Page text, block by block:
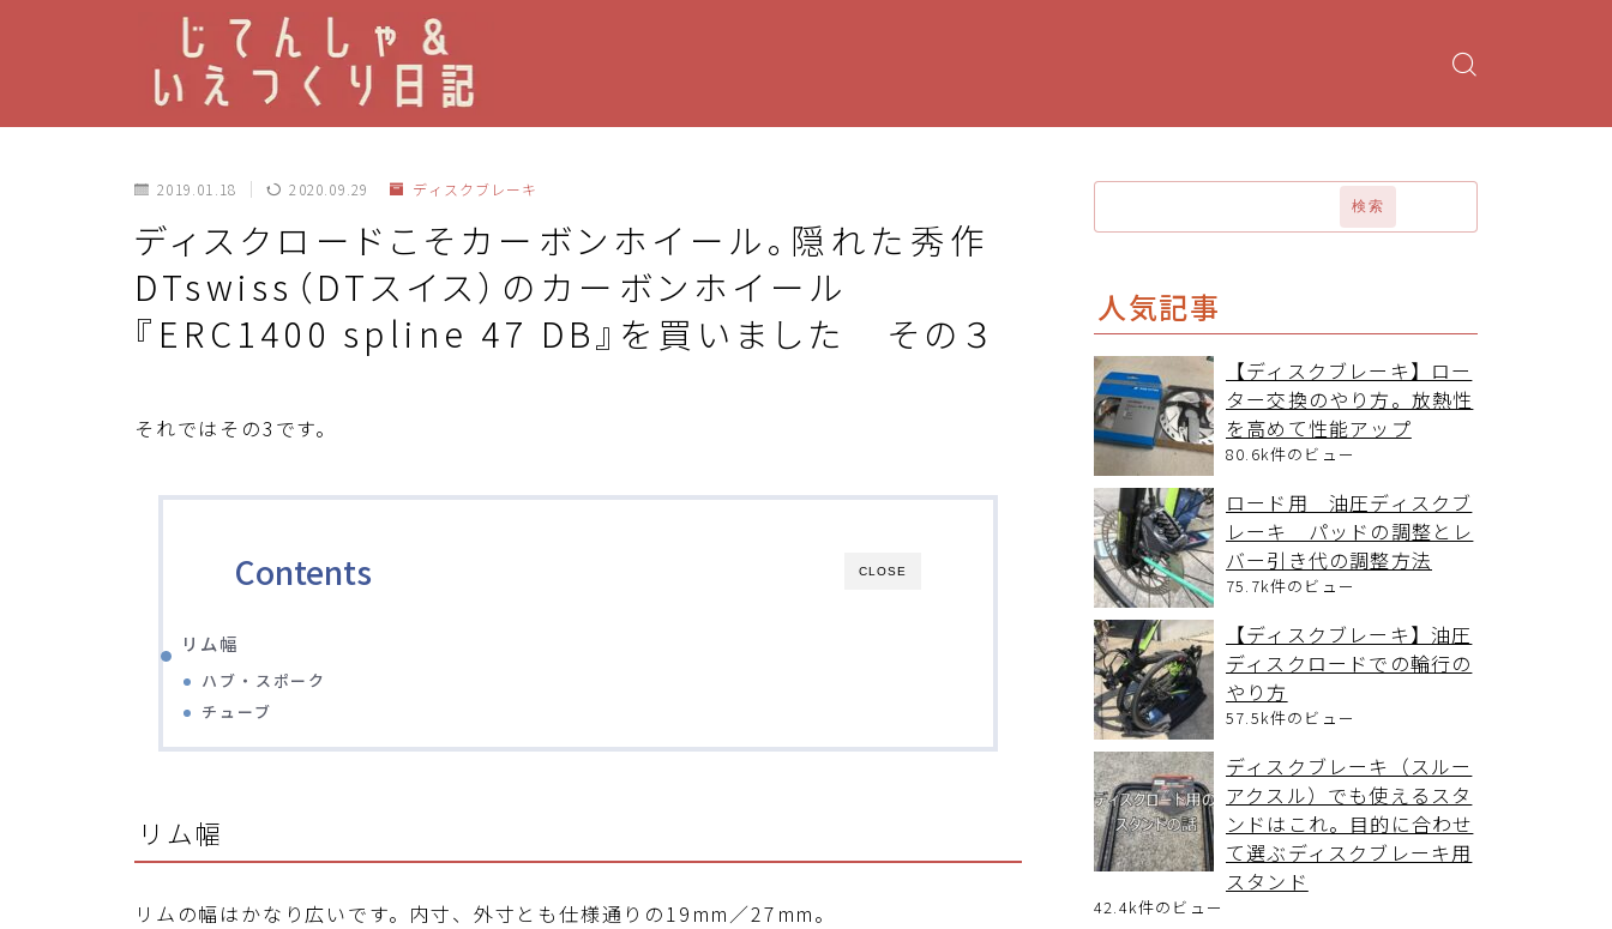
2019.01.18 2020.09.29 ディスクブレーキ
ディスクロードこそカーボンホイール。隠れた秀作
DTswiss（DTスイス）のカーボンホイール
『ERC1400 spline 47 DB』を買いました その３
それではその3です。
CLOSE
Contents
リム幅
ハブ・スポーク
チューブ
リム幅
リムの幅はかなり広いです。内寸、外寸とも仕様通りの19mm／27mm。
検索
人気記事
【ディスクブレーキ】ロー
ター交換のやり方。放熱性
を高めて性能アップ
80.6k件のビュー
ロード用 油圧ディスクブ
レーキ パッドの調整とレ
バー引き代の調整方法
75.7k件のビュー
【ディスクブレーキ】油圧
ディスクロードでの輪行の
やり方
57.5k件のビュー
ディスクブレーキ（スルー
アクスル）でも使えるスタ
ンドはこれ。目的に合わせ
て選ぶディスクブレーキ用
スタンド
42.4k件のビュー